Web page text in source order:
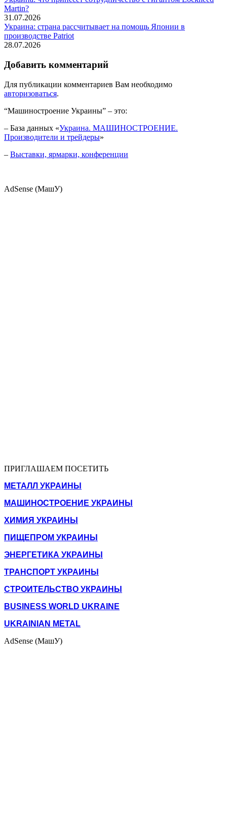
Martin?
31.07.2026
Украина: страна рассчитывает на помощь Японии в
производстве Patriot
28.07.2026
Добавить комментарий
Для публикации комментариев Вам необходимо
авторизоваться.
“Машиностроение Украины” – это:
– База данных «Украина. МАШИНОСТРОЕНИЕ.
Производители и трейдеры»
– Выставки, ярмарки, конференции
AdSense (МашУ)
ПРИГЛАШАЕМ ПОСЕТИТЬ
МЕТАЛЛ УКРАИНЫ
МАШИНОСТРОЕНИЕ УКРАИНЫ
ХИМИЯ УКРАИНЫ
ПИЩЕПРОМ УКРАИНЫ
ЭНЕРГЕТИКА УКРАИНЫ
ТРАНСПОРТ УКРАИНЫ
СТРОИТЕЛЬСТВО УКРАИНЫ
BUSINESS WORLD UKRAINE
UKRAINIAN METAL
AdSense (МашУ)